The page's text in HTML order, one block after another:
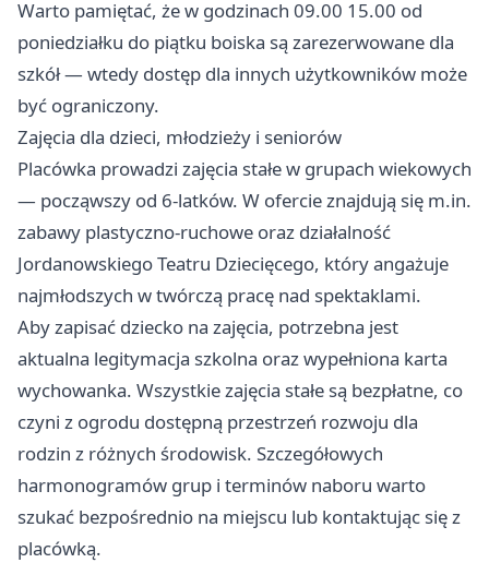
Warto pamiętać, że w godzinach 09.00 15.00 od
poniedziałku do piątku boiska są zarezerwowane dla
szkół — wtedy dostęp dla innych użytkowników może
być ograniczony.
Zajęcia dla dzieci, młodzieży i seniorów
Placówka prowadzi zajęcia stałe w grupach wiekowych
— począwszy od 6-latków. W ofercie znajdują się m.in.
zabawy plastyczno-ruchowe oraz działalność
Jordanowskiego Teatru Dziecięcego, który angażuje
najmłodszych w twórczą pracę nad spektaklami.
Aby zapisać dziecko na zajęcia, potrzebna jest
aktualna legitymacja szkolna oraz wypełniona karta
wychowanka. Wszystkie zajęcia stałe są bezpłatne, co
czyni z ogrodu dostępną przestrzeń rozwoju dla
rodzin z różnych środowisk. Szczegółowych
harmonogramów grup i terminów naboru warto
szukać bezpośrednio na miejscu lub kontaktując się z
placówką.